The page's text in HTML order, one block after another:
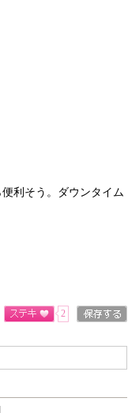
利そう。ダウンタイム
2